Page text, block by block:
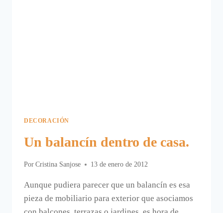
DECORACIÓN
Un balancín dentro de casa.
Por Cristina Sanjose 13 de enero de 2012
Aunque pudiera parecer que un balancín es esa
pieza de mobiliario para exterior que asociamos